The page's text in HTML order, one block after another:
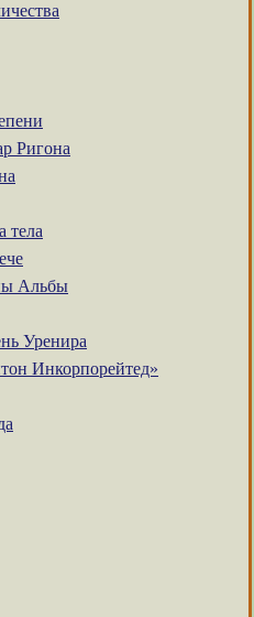
Ригона
тела
Альбы
Уренира
Инкорпорейтед»